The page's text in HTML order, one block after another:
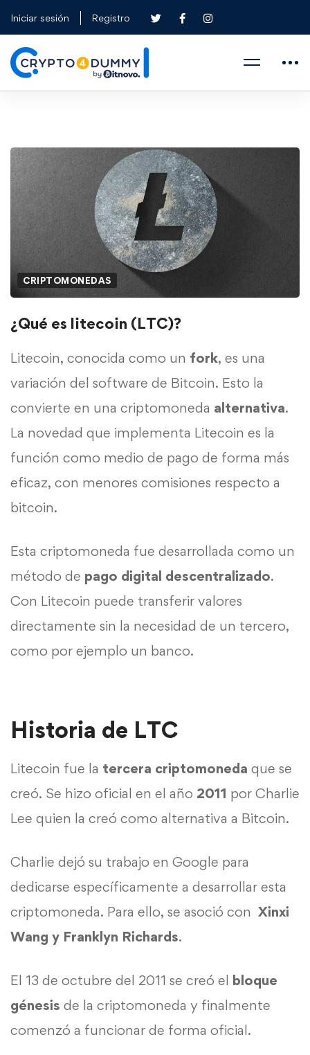
Iniciar sesión Registro
CRIPTOMONEDAS
¿Qué es litecoin (LTC)?
Litecoin, conocida como un fork, es una
variación del software de Bitcoin. Esto la
convierte en una criptomoneda alternativa.
La novedad que implementa Litecoin es la
función como medio de pago de forma más
eficaz, con menores comisiones respecto a
bitcoin.
Esta criptomoneda fue desarrollada como un
método de pago digital descentralizado.
Con Litecoin puede transferir valores
directamente sin la necesidad de un tercero,
como por ejemplo un banco.
Historia de LTC
Litecoin fue la tercera criptomoneda que se
creó. Se hizo oficial en el año 2011 por Charlie
Lee quien la creó como alternativa a Bitcoin.
Charlie dejó su trabajo en Google para
dedicarse específicamente a desarrollar esta
criptomoneda. Para ello, se asoció con Xinxi
Wang y Franklyn Richards.
El 13 de octubre del 2011 se creó el bloque
génesis de la criptomoneda y finalmente
comenzó a funcionar de forma oficial.